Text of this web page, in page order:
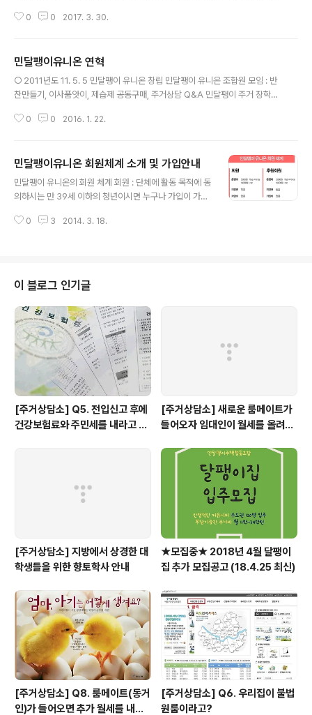
비영리주거모델을 실험하고, 제도 개선을 실천해 ‘청년주거권 보장’. ‘주거불평
는 그 목적을 달성하기 위해 다음의 사업을 전개한다.① 청년의 주거권 보장을
위한 사업② 주거불평등 완화를 위한 법 제도의 개선에 관한 사업 [개정 2014.
7.31]③ 회원들의 복지 및 권리 증진을 ..
0 0 2017. 3. 30.
민달팽이유니온 연혁
○ 2011년도 11. 5. 5 민달팽이 유니온 창립 민달팽이 유니온 조합원 모임 : 반
찬만들기, 이사품앗이, 제습제 공동구매, 주거상담 Q&A 민달팽이 주거 장학금
○ 2012년도 '응답하라 착한 기숙사' 활동 : 비용이 높은 민자 기숙사 방식이 아
거권네트워크 설립 및 주거 실태조사 : 서울시내 대학생을 대상으로 한 주거실
태에 관한 설문조사를 벌인 후 국회토론회를 개최. 서울시 사회적경제 아이디어
대회 '위키 서울' 우수 아이디어 선정 : 청년 협동조합형 컨테이너 주택을 활..
0 0 2016. 1. 22.
민달팽이유니온 회원체계 소개 및 가입안내
민달팽이 유니온의 회원 체계 회원 : 단체에 활동 목적에 동
의하시는 만 39세 이하의 청년이시면 누구나 가입이 가능
며, 사업이나 활동에 대해 의결권을 가지게 됩니다. 후원회
하기 (click) ▶ 민달팽이 주택협동조합의 조합원 체계 보
러가기 (click)
0 3 2014. 3. 18.
이 블로그 인기글
[주거상담소] Q5. 전입신고 후에
건강보험료와 주민세를 내라고 고
[주거상담소] 새로운 룸메이트가
들어오자 임대인이 월세를 올려달
[주거상담소] 지방에서 상경한 대
학생들을 위한 향토학사 안내
★모집중★ 2018년 4월 달팽이
집 추가 모집공고 (18.4.25 최신)
[주거상담소] Q8. 룸메이트(동거
인)가 들어오면 추가 월세를 내야
[주거상담소] Q6. 우리집이 불법
원룸이라고?